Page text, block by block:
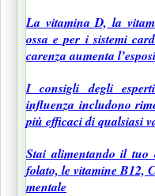
La vitamina D, la
ossa e per i sistemi
carenza aumenta
I consigli degli
influenza includono
più efficaci di qualsiasi
Stai alimentando il
folato, le vitamine B12,
mentale